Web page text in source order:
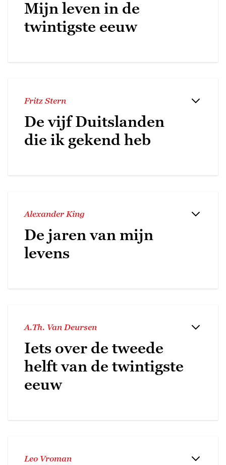
Mijn leven in de
twintigste eeuw
Fritz Stern
De vijf Duitslanden
die ik gekend heb
Alexander King
De jaren van mijn
levens
A.Th. Van Deursen
Iets over de tweede
helft van de twintigste
eeuw
Leo Vroman